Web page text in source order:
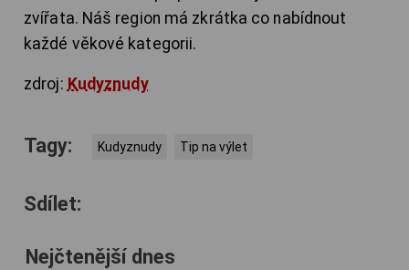
zvířata. Náš region má zkrátka co nabídnout
každé věkové kategorii.
zdroj: Kudyznudy
Tagy: Kudyznudy Tip na výlet
Sdílet:
Nejčtenější dnes